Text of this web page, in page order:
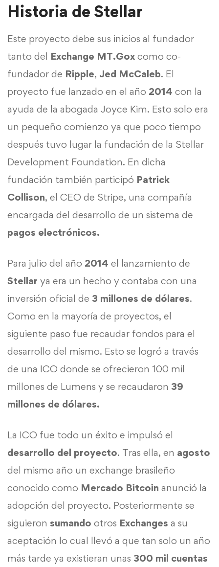
Historia de Stellar
Este proyecto debe sus inicios al fundador
tanto del Exchange MT.Gox como co-
fundador de Ripple, Jed McCaleb. El
proyecto fue lanzado en el año 2014 con la
ayuda de la abogada Joyce Kim. Esto solo era
un pequeño comienzo ya que poco tiempo
después tuvo lugar la fundación de la Stellar
Development Foundation. En dicha
fundación también participó Patrick
Collison, el CEO de Stripe, una compañía
encargada del desarrollo de un sistema de
pagos electrónicos.
Para julio del año 2014 el lanzamiento de
Stellar ya era un hecho y contaba con una
inversión oficial de 3 millones de dólares.
Como en la mayoría de proyectos, el
siguiente paso fue recaudar fondos para el
desarrollo del mismo. Esto se logró a través
de una ICO donde se ofrecieron 100 mil
millones de Lumens y se recaudaron 39
millones de dólares.
La ICO fue todo un éxito e impulsó el
desarrollo del proyecto. Tras ella, en agosto
del mismo año un exchange brasileño
conocido como Mercado Bitcoin anunció la
adopción del proyecto. Posteriormente se
siguieron sumando otros Exchanges a su
aceptación lo cual llevó a que tan solo un año
más tarde ya existieran unas 300 mil cuentas